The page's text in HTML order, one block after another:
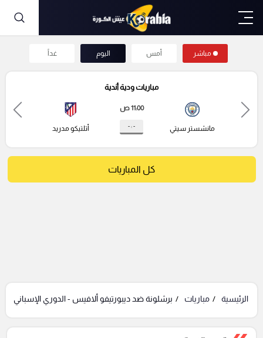
مباشر أمس اليوم غداً
مباريات ودية أندية
مانشستر سيتي
11:00 ص
- : - أتلتيكو مدريد
كل المباريات
الرئيسية مباريات برشلونة ضد ديبورتيفو ألافيس - الدوري الإسباني